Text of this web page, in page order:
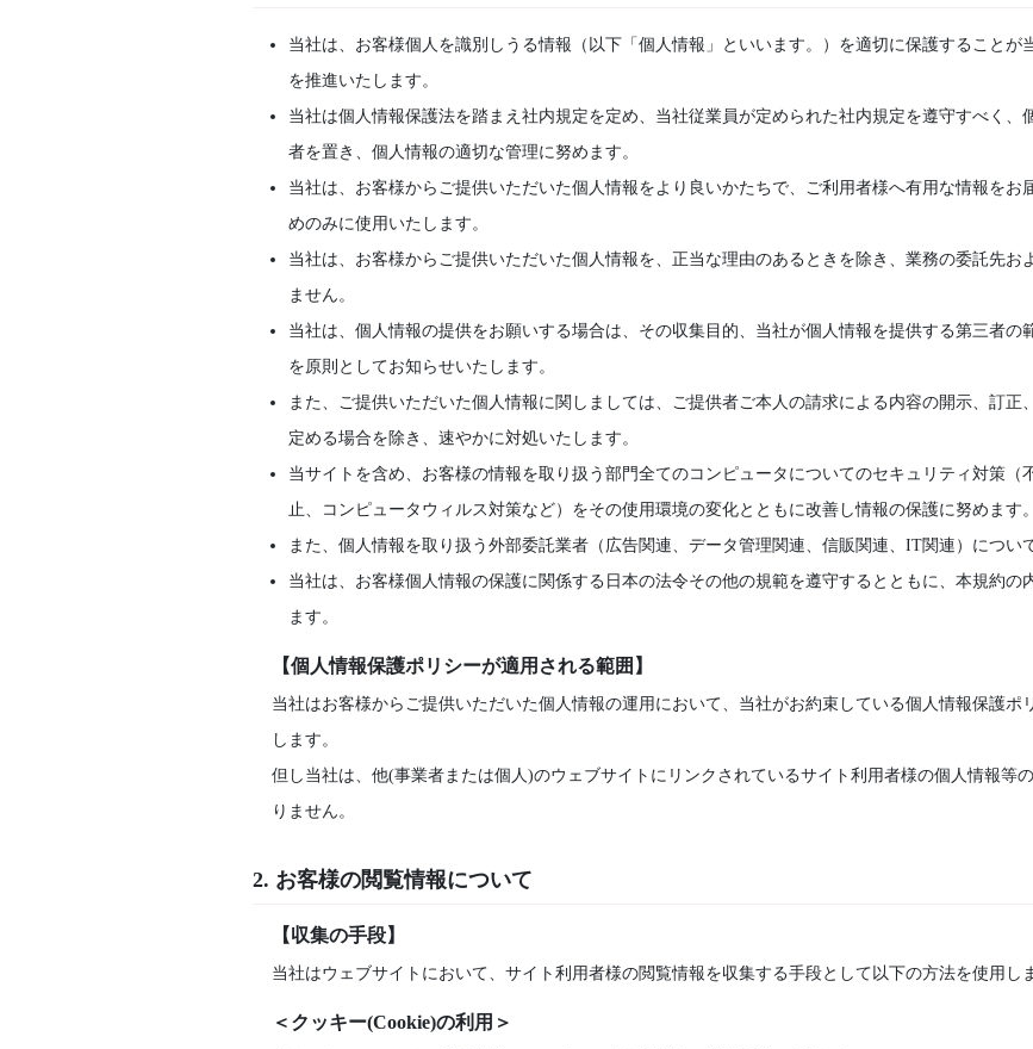
当社は、お客様個人を識別しうる情報（以下「個人情報」といいます。）を適切に保護することが
を推進いたします。
当社は個人情報保護法を踏まえ社内規定を定め、当社従業員が定められた社内規定を遵守すべく、
者を置き、個人情報の適切な管理に努めます。
当社は、お客様からご提供いただいた個人情報をより良いかたちで、ご利用者様へ有用な情報をお
めのみに使用いたします。
当社は、お客様からご提供いただいた個人情報を、正当な理由のあるときを除き、業務の委託先お
ません。
当社は、個人情報の提供をお願いする場合は、その収集目的、当社が個人情報を提供する第三者の
を原則としてお知らせいたします。
また、ご提供いただいた個人情報に関しましては、ご提供者ご本人の請求による内容の開示、訂正
定める場合を除き、速やかに対処いたします。
当サイトを含め、お客様の情報を取り扱う部門全てのコンピュータについてのセキュリティ対策（
止、コンピュータウィルス対策など）をその使用環境の変化とともに改善し情報の保護に努めます。
また、個人情報を取り扱う外部委託業者（広告関連、データ管理関連、信販関連、IT関連）につい
当社は、お客様個人情報の保護に関係する日本の法令その他の規範を遵守するとともに、本規約の
ます。
【個人情報保護ポリシーが適用される範囲】
当社はお客様からご提供いただいた個人情報の運用において、当社がお約束している個人情報保護ポ
します。
但し当社は、他(事業者または個人)のウェブサイトにリンクされているサイト利用者様の個人情報等
りません。
2. お客様の閲覧情報について
【収集の手段】
当社はウェブサイトにおいて、サイト利用者様の閲覧情報を収集する手段として以下の方法を使用し
＜クッキー(Cookie)の利用＞